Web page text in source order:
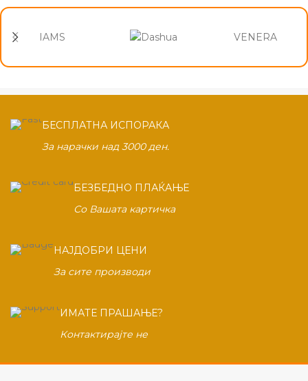
IAMS VENERA
БЕСПЛАТНА ИСПОРАКА
За нарачки над 3000 ден.
БЕЗБЕДНО ПЛАЌАЊЕ
Со Вашата картичка
НАЈДОБРИ ЦЕНИ
За сите производи
ИМАТЕ ПРАШАЊЕ?
Контактирајте не